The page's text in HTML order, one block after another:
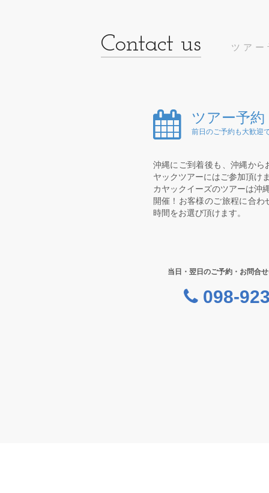
ツア
ツアー予約
前日のご予約も大歓迎
沖縄にご到着後も、沖縄から
ヤックツアーにはご参加頂け
カヤックイーズのツアーは沖
開催！お客様のご旅程に合わ
時間をお選び頂けます。
当日・翌日のご予約・お問合
098-